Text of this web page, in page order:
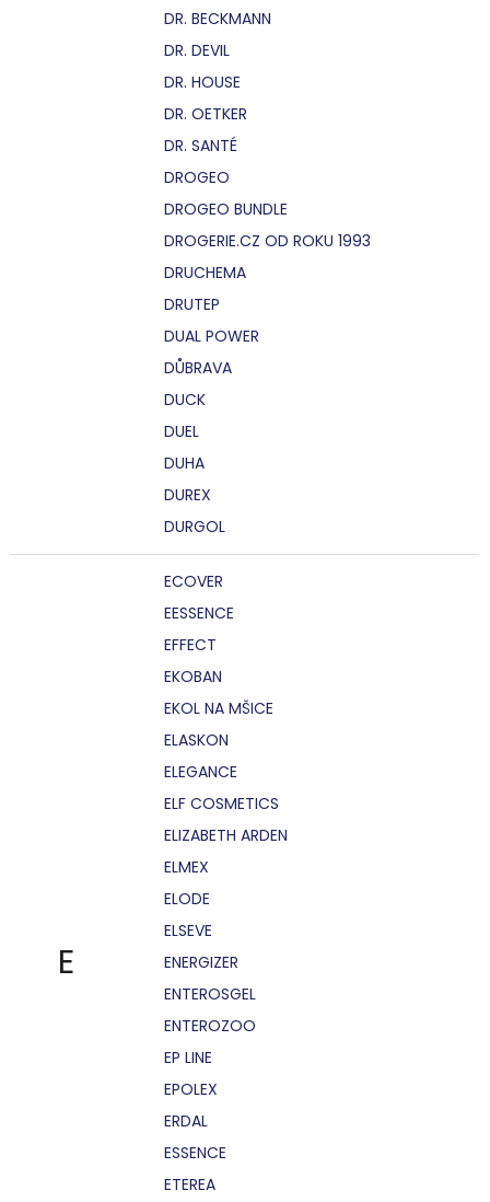
DR. BECKMANN
DR. DEVIL
DR. HOUSE
DR. OETKER
DR. SANTÉ
DROGEO
DROGEO BUNDLE
DROGERIE.CZ OD ROKU 1993
DRUCHEMA
DRUTEP
DUAL POWER
DŮBRAVA
DUCK
DUEL
DUHA
DUREX
DURGOL
E
ECOVER
EESSENCE
EFFECT
EKOBAN
EKOL NA MŠICE
ELASKON
ELEGANCE
ELF COSMETICS
ELIZABETH ARDEN
ELMEX
ELODE
ELSEVE
ENERGIZER
ENTEROSGEL
ENTEROZOO
EP LINE
EPOLEX
ERDAL
ESSENCE
ETEREA